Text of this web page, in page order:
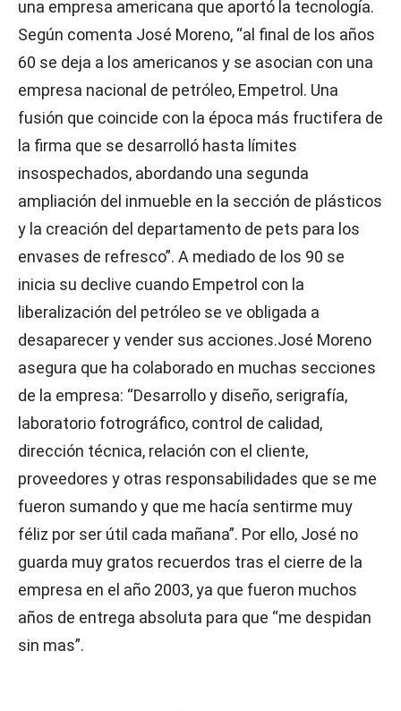
una empresa americana que aportó la tecnología.
Según comenta José Moreno, “al final de los años
60 se deja a los americanos y se asocian con una
empresa nacional de petróleo, Empetrol. Una
fusión que coincide con la época más fructifera de
la firma que se desarrolló hasta límites
insospechados, abordando una segunda
ampliación del inmueble en la sección de plásticos
y la creación del departamento de pets para los
envases de refresco”. A mediado de los 90 se
inicia su declive cuando Empetrol con la
liberalización del petróleo se ve obligada a
desaparecer y vender sus acciones.José Moreno
asegura que ha colaborado en muchas secciones
de la empresa: “Desarrollo y diseño, serigrafía,
laboratorio fotrográfico, control de calidad,
dirección técnica, relación con el cliente,
proveedores y otras responsabilidades que se me
fueron sumando y que me hacía sentirme muy
féliz por ser útil cada mañana”. Por ello, José no
guarda muy gratos recuerdos tras el cierre de la
empresa en el año 2003, ya que fueron muchos
años de entrega absoluta para que “me despidan
sin mas”.